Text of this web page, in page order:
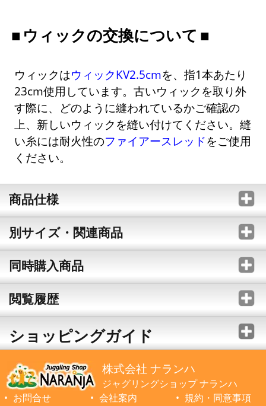
ウィックの交換について
ウィックはウィックKV2.5cmを、指1本あたり
23cm使用しています。古いウィックを取り外
す際に、どのように縫われているかご確認の
上、新しいウィックを縫い付けてください。縫
い糸には耐火性のファイアースレッドをご使用
ください。
商品仕様
別サイズ・関連商品
同時購入商品
閲覧履歴
ショッピングガイド
株式会社 ナランハ
ジャグリングショップ ナランハ
お問合せ
会社案内 規約・同意事項